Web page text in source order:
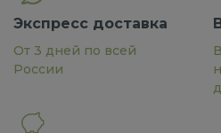
Экспресс доставка
От 3 дней по всей
России